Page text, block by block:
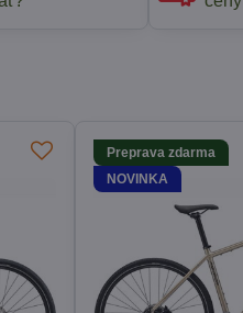
Preprava zdarma
NOVINKA